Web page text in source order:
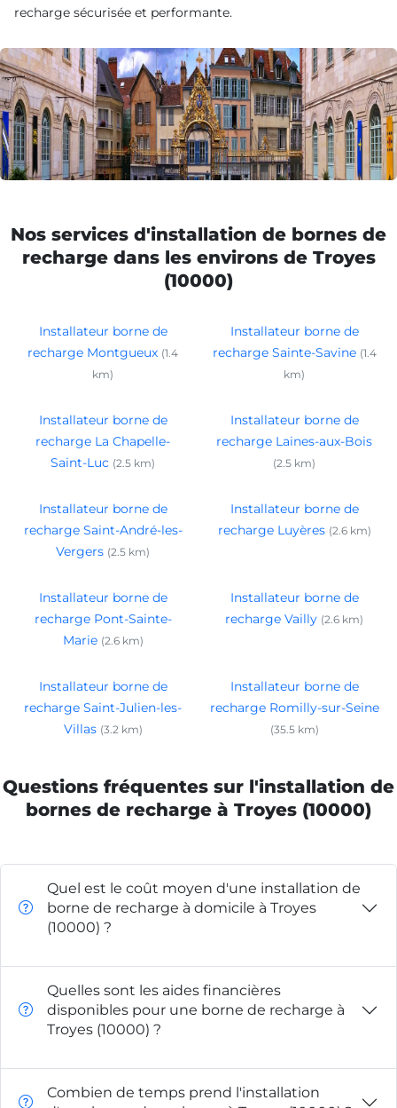
recharge sécurisée et performante.
Nos services d'installation de bornes de
recharge dans les environs de Troyes
(10000)
Installateur borne de
recharge Montgueux (1.4
km)
Installateur borne de
recharge Sainte-Savine (1.4
km)
Installateur borne de
recharge La Chapelle-
Saint-Luc (2.5 km)
Installateur borne de
recharge Laines-aux-Bois
(2.5 km)
Installateur borne de
recharge Saint-André-les-
Vergers (2.5 km)
Installateur borne de
recharge Luyères (2.6 km)
Installateur borne de
recharge Pont-Sainte-
Marie (2.6 km)
Installateur borne de
recharge Vailly (2.6 km)
Installateur borne de
recharge Saint-Julien-les-
Villas (3.2 km)
Installateur borne de
recharge Romilly-sur-Seine
(35.5 km)
Questions fréquentes sur l'installation de
bornes de recharge à Troyes (10000)
Quel est le coût moyen d'une installation de
borne de recharge à domicile à Troyes
(10000) ?
Quelles sont les aides financières
disponibles pour une borne de recharge à
Troyes (10000) ?
Combien de temps prend l'installation